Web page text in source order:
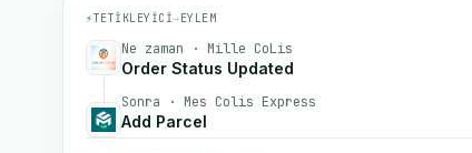
⚡TETIKLEYICI→EYLEM
Ne zaman · Mille CoLis
Order Status Updated
Sonra · Mes Colis Express
Add Parcel